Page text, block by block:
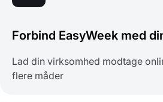
Forbind EasyWeek med
Lad din virksomhed modtage
flere måder